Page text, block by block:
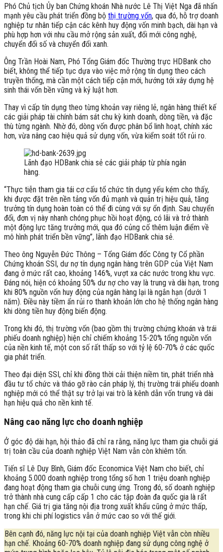
Phó Chủ tịch Ủy ban Chứng khoán Nhà nước Lê Thị Việt Nga đã nhấn
mạnh yêu cầu phát triển đồng bộ thị trường vốn, qua đó, hỗ trợ doanh
nghiệp tư nhân tiếp cận các kênh huy động vốn minh bạch, dài hạn và
phù hợp hơn với nhu cầu mở rộng sản xuất, đổi mới công nghệ,
chuyển đổi số và chuyển đổi xanh.
Ông Trần Hoài Nam, Phó Tổng Giám đốc Thường trực HDBank cho
biết, không thể tiếp tục dựa vào việc mở rộng tín dụng theo cách
truyền thống, mà cần một cách tiếp cận mới, hướng tới xây dựng hệ
sinh thái vốn bền vững và kỷ luật hơn.
Thay vì cấp tín dụng theo từng khoản vay riêng lẻ, ngân hàng thiết kế
các giải pháp tài chính bám sát chu kỳ kinh doanh, dòng tiền, và đặc
thù từng ngành. Nhờ đó, dòng vốn được phân bổ linh hoạt, chính xác
hơn, vừa nâng cao hiệu quả sử dụng vốn, vừa kiểm soát tốt rủi ro.
Lãnh đạo HDBank chia sẻ các giải pháp từ phía ngân
hàng.
“Thực tiễn tham gia tái cơ cấu tổ chức tín dụng yếu kém cho thấy,
khi được đặt trên nền tảng vốn đủ mạnh và quản trị hiệu quả, tăng
trưởng tín dụng hoàn toàn có thể đi cùng với sự ổn định. Sau chuyển
đổi, đơn vị này nhanh chóng phục hồi hoạt động, có lãi và trở thành
một động lực tăng trưởng mới, qua đó củng cố thêm luận điểm về
mô hình phát triển bền vững”, lãnh đạo HDBank chia sẻ.
Theo ông Nguyễn Đức Thông – Tổng Giám đốc Công ty Cổ phần
Chứng khoán SSI, dư nợ tín dụng ngân hàng trên GDP của Việt Nam
đang ở mức rất cao, khoảng 146%, vượt xa các nước trong khu vực.
Đáng nói, hiện có khoảng 50% dư nợ cho vay là trung và dài hạn, trong
khi 80% nguồn vốn huy động của ngân hàng lại là ngắn hạn (dưới 1
năm). Điều này tiềm ẩn rủi ro thanh khoản lớn cho hệ thống ngân hàng
khi dòng tiền huy động biến động.
Trong khi đó, thị trường vốn (bao gồm thị trường chứng khoán và trái
phiếu doanh nghiệp) hiện chỉ chiếm khoảng 15-20% tổng nguồn vốn
của nền kinh tế, một con số rất thấp so với tỷ lệ 60-70% ở các quốc
gia phát triển.
Theo đại diện SSI, chỉ khi đồng thời cải thiện niềm tin, phát triển nhà
đầu tư tổ chức và tháo gỡ rào cản pháp lý, thị trường trái phiếu doanh
nghiệp mới có thể thật sự trở lại vai trò là kênh dẫn vốn trung và dài
hạn hiệu quả cho nền kinh tế.
Nâng cao năng lực cho doanh nghiệp
Ở góc độ dài hạn, hội thảo đã chỉ ra rằng, năng lực tham gia chuỗi giá
trị toàn cầu của doanh nghiệp Việt Nam vẫn còn khiêm tốn.
Tiến sĩ Lê Duy Bình, Giám đốc Economica Việt Nam cho biết, chỉ
khoảng 5.000 doanh nghiệp trong tổng số hơn 1 triệu doanh nghiệp
đang hoạt động tham gia chuỗi cung ứng. Trong đó, số doanh nghiệp
trở thành nhà cung cấp cấp 1 cho các tập đoàn đa quốc gia là rất
hạn chế. Giá trị gia tăng nội địa trong xuất khẩu cũng ở mức thấp,
trong khi chi phí logistics vẫn ở mức cao so với thế giới.
Bên cạnh đó, năng lực nội tại của doanh nghiệp Việt vẫn còn nhiều
hạn chế. Khoảng 60-70% doanh nghiệp đang sử dụng công nghệ ở